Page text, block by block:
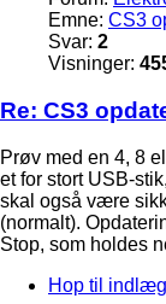
Emne: CS3
Svar: 2
Visninger:
Re: CS3
Prøv med en 4, 8
et for stort USB-
skal også være
(normalt).
Stop, som holdes
Hop til indlæg